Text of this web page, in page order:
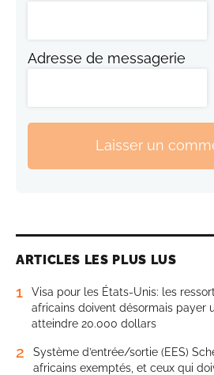
Adresse de messagerie
Laisser un
ARTICLES LES PLUS LUS
1
Visa pour les États-Unis: les
africains doivent désormais payer
atteindre 20.000 dollars
2
Système d’entrée/sortie (EES)
africains exemptés, et ceux qui